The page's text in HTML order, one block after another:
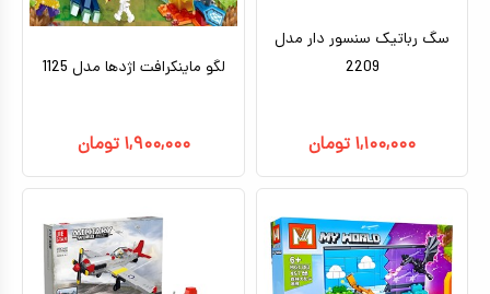
سگ رباتیک سنسور دار مدل
2209
۱,۱۰۰,۰۰۰ تومان
لگو ماینکرافت اژدها مدل 1125
۱,۹۰۰,۰۰۰ تومان